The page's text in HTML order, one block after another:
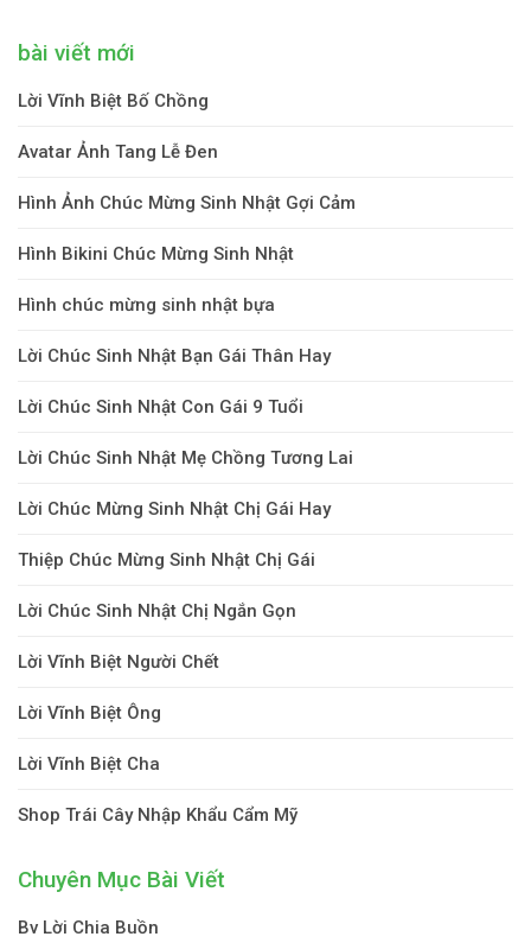
bài viết mới
Lời Vĩnh Biệt Bố Chồng
Avatar Ảnh Tang Lễ Đen
Hình Ảnh Chúc Mừng Sinh Nhật Gợi Cảm
Hình Bikini Chúc Mừng Sinh Nhật
Hình chúc mừng sinh nhật bựa
Lời Chúc Sinh Nhật Bạn Gái Thân Hay
Lời Chúc Sinh Nhật Con Gái 9 Tuổi
Lời Chúc Sinh Nhật Mẹ Chồng Tương Lai
Lời Chúc Mừng Sinh Nhật Chị Gái Hay
Thiệp Chúc Mừng Sinh Nhật Chị Gái
Lời Chúc Sinh Nhật Chị Ngắn Gọn
Lời Vĩnh Biệt Người Chết
Lời Vĩnh Biệt Ông
Lời Vĩnh Biệt Cha
Shop Trái Cây Nhập Khẩu Cẩm Mỹ
Chuyên Mục Bài Viết
Bv Lời Chia Buồn